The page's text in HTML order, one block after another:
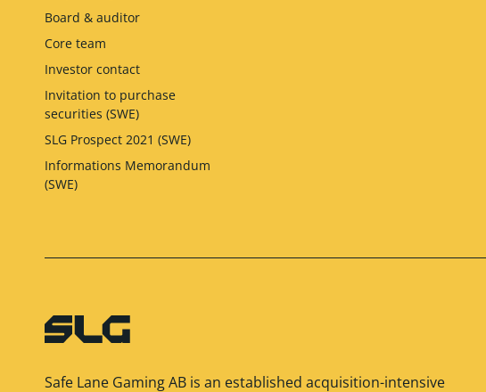
Board & auditor
Core team
Investor contact
Invitation to purchase
securities (SWE)
SLG Prospect 2021 (SWE)
Informations Memorandum
(SWE)
Safe Lane Gaming AB is an established acquisition-intensive